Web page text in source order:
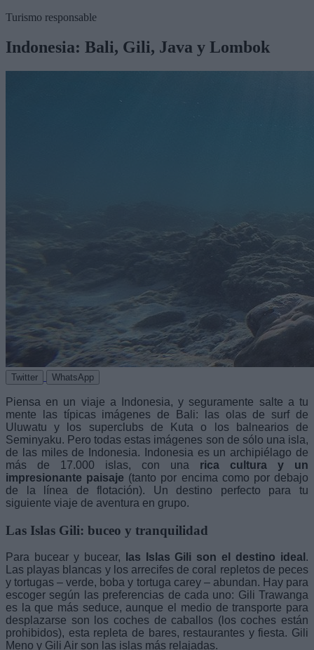
Turismo responsable
Indonesia: Bali, Gili, Java y Lombok
Twitter WhatsApp
Piensa en un viaje a Indonesia, y seguramente salte a tu
mente las típicas imágenes de Bali: las olas de surf de
Uluwatu y los superclubs de Kuta o los balnearios de
Seminyaku. Pero todas estas imágenes son de sólo una isla,
de las miles de Indonesia. Indonesia es un archipiélago de
más de 17.000 islas, con una rica cultura y un
impresionante paisaje (tanto por encima como por debajo
de la línea de flotación). Un destino perfecto para tu
siguiente viaje de aventura en grupo.
Las Islas Gili: buceo y tranquilidad
Para bucear y bucear, las Islas Gili son el destino ideal .
Las playas blancas y los arrecifes de coral repletos de peces
y tortugas – verde, boba y tortuga carey – abundan. Hay para
escoger según las preferencias de cada uno: Gili Trawanga
es la que más seduce, aunque el medio de transporte para
desplazarse son los coches de caballos (los coches están
prohibidos), esta repleta de bares, restaurantes y fiesta. Gili
Meno y Gili Air son las islas más relajadas.